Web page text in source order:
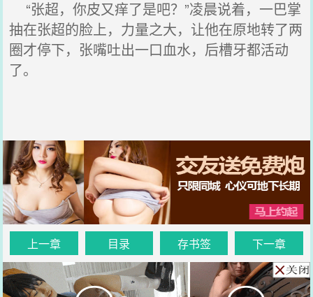
“张超，你皮又痒了是吧？”凌晨说着，一巴掌
抽在张超的脸上，力量之大，让他在原地转了两
圈才停下，张嘴吐出一口血水，后槽牙都活动
了。
上一章 目录 存书签 下一章